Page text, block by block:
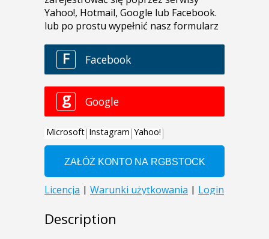
Description